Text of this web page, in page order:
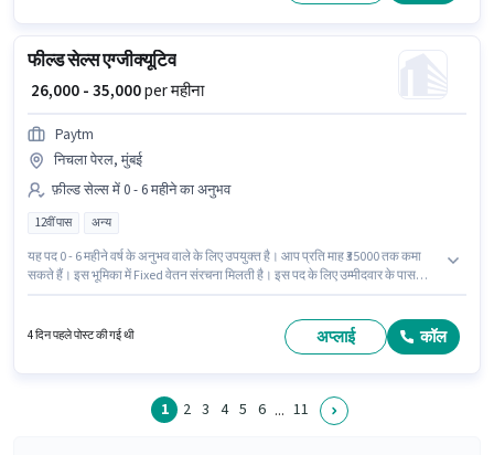
फील्ड सेल्स एग्जीक्यूटिव
₹ 26,000 - 35,000per महीना
Paytm
निचला पेरल, मुंबई
फ़ील्ड सेल्स में 0 - 6 महीने का अनुभव
12वीं पास अन्य
यह पद 0 - 6 महीने वर्ष के अनुभव वाले के लिए उपयुक्त है। आप प्रति माह ₹35000 तक कमा
सकते हैं। इस भूमिका में Fixed वेतन संरचना मिलती है। इस पद के लिए उम्मीदवार के पास
Paytm फ़ील्ड सेल्स श्रेणी में फील्ड सेल्स एग्जीक्यूटिव पद के लिए सक्रिय रूप से हायर कर रहा
4 दिन पहले पोस्ट की गई थी अप्लाई कॉल
1 2 3 4 5 6 ... 11